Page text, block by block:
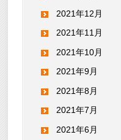
2021年12月
2021年11月
2021年10月
2021年9月
2021年8月
2021年7月
2021年6月